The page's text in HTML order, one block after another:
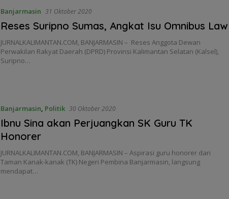
Banjarmasin 31 Oktober 2020
Reses Suripno Sumas, Angkat Isu Omnibus Law
JURNALKALIMANTAN.COM, BANJARMASIN – Reses Anggota Dewan
Perwakilan Rakyat Daerah (DPRD) Provinsi Kalimantan Selatan (Kalsel),
Suripno…
Banjarmasin, Politik 30 Oktober 2020
Ibnu Sina akan Perjuangkan SK Guru TK
Honorer
JURNALKALIMANTAN.COM, BANJARMASIN – Aspirasi guru honorer dari
Taman Kanak-kanak (TK) Negeri Pembina Banjarmasin, langsung
mendapat…